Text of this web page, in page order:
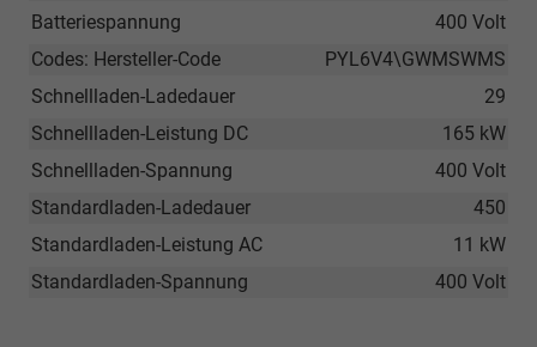
400 Volt
Batteriespannung
PYL6V4\GWMSWMS
Codes: Hersteller-Code
29
Schnellladen-Ladedauer
165 kW
Schnellladen-Leistung DC
400 Volt
Schnellladen-Spannung
450
Standardladen-Ladedauer
11 kW
Standardladen-Leistung AC
400 Volt
Standardladen-Spannung